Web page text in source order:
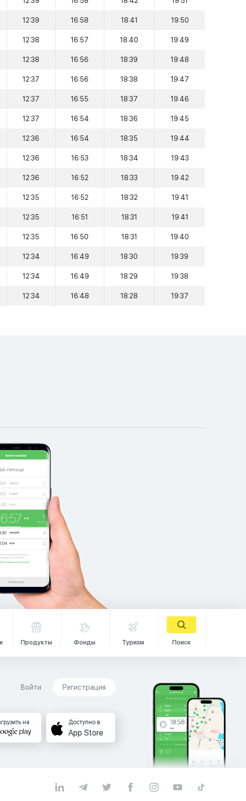
12:39 16:58 18:41 19:50
12:38 16:57 18:40 19:49
12:38 16:56 18:39 19:48
12:37 16:56 18:38 19:47
12:37 16:55 18:37 19:46
12:37 16:54 18:36 19:45
12:36 16:54 18:35 19:44
12:36 16:53 18:34 19:43
12:36 16:52 18:33 19:42
12:35 16:52 18:32 19:41
12:35 16:51 18:31 19:41
12:35 16:50 18:31 19:40
12:34 16:49 18:30 19:39
12:34 16:49 18:29 19:38
12:34 16:48 18:28 19:37
Продукты Фонды Туризм Поиск
Войти Регистрация
на Доступно в
App Store